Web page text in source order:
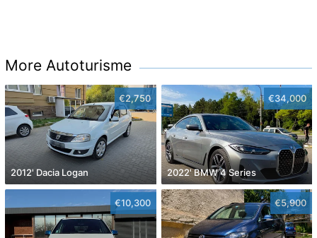
More Autoturisme
€2,750
2012' Dacia Logan
€34,000
2022' BMW 4 Series
€10,300 €5,900